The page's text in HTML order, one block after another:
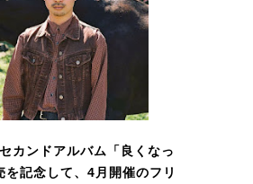
カンドアルバム「良くなっ
を記念して、4月開催のフリ